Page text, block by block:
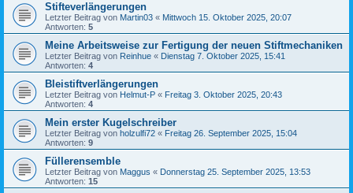
Stifteverlängerungen
Letzter Beitrag von Martin03 « Mittwoch 15. Oktober 2025, 20:07
Antworten: 5
Meine Arbeitsweise zur Fertigung der neuen Stiftmechaniken
Letzter Beitrag von Reinhue « Dienstag 7. Oktober 2025, 15:41
Antworten: 4
Bleistiftverlängerungen
Letzter Beitrag von Helmut-P « Freitag 3. Oktober 2025, 20:43
Antworten: 4
Mein erster Kugelschreiber
Letzter Beitrag von holzulfi72 « Freitag 26. September 2025, 15:04
Antworten: 9
Füllerensemble
Letzter Beitrag von Maggus « Donnerstag 25. September 2025, 13:53
Antworten: 15